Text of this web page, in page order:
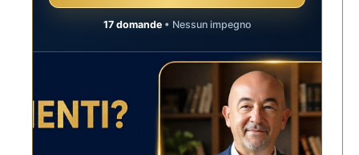
17 domande• Nessun impegno